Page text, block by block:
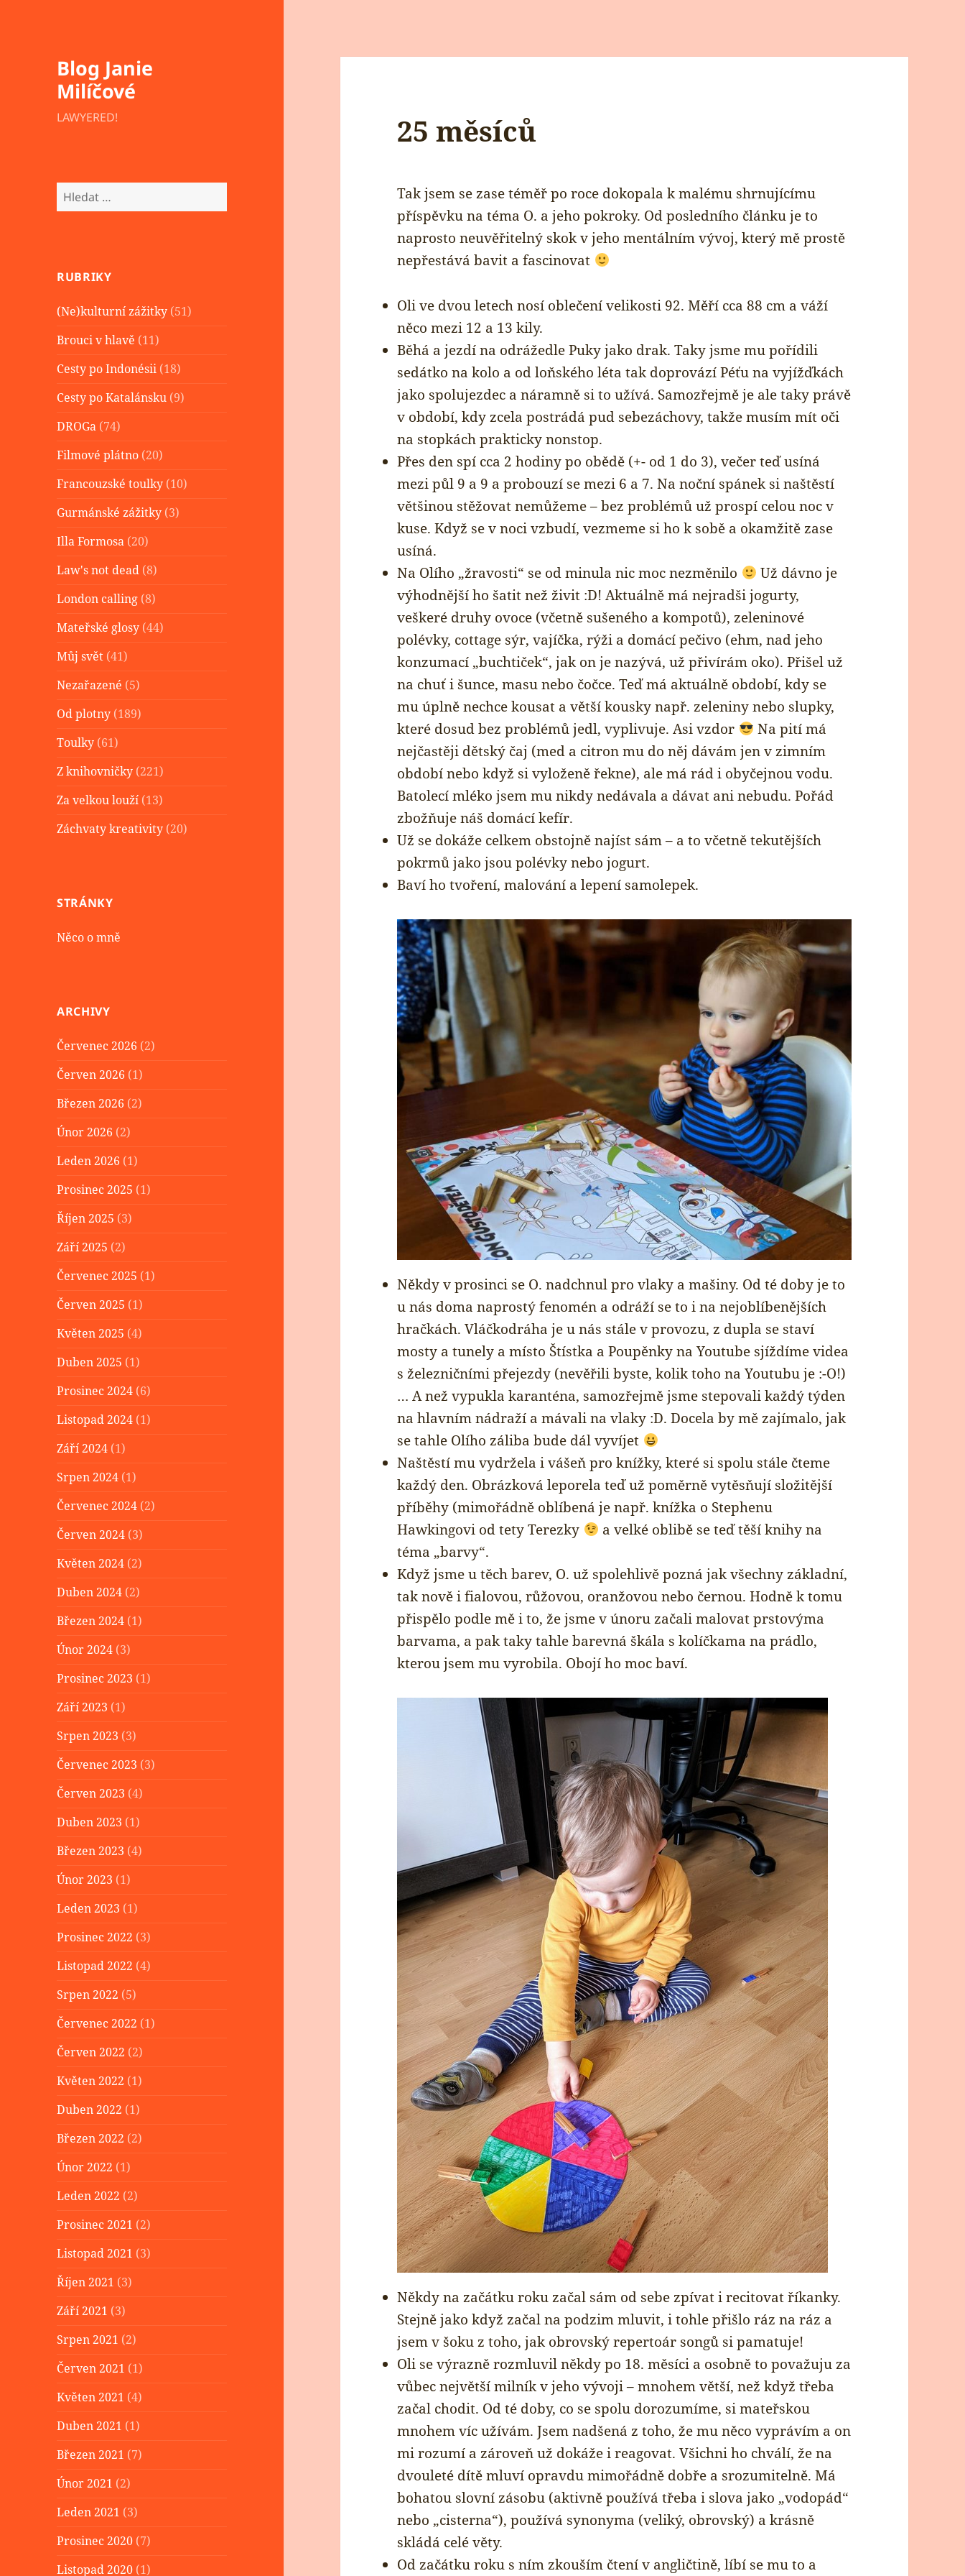
Blog Janie
Milíčové
LAWYERED!
Vyhledávání
RUBRIKY
(Ne)kulturní zážitky (51)
Brouci v hlavě (11)
Cesty po Indonésii (18)
Cesty po Katalánsku (9)
DROGa (74)
Filmové plátno (20)
Francouzské toulky (10)
Gurmánské zážitky (3)
Illa Formosa (20)
Law's not dead (8)
London calling (8)
Mateřské glosy (44)
Můj svět (41)
Nezařazené (5)
Od plotny (189)
Toulky (61)
Z knihovničky (221)
Za velkou louží (13)
Záchvaty kreativity (20)
STRÁNKY
Něco o mně
ARCHIVY
Červenec 2026 (2)
Červen 2026 (1)
Březen 2026 (2)
Únor 2026 (2)
Leden 2026 (1)
Prosinec 2025 (1)
Říjen 2025 (3)
Září 2025 (2)
Červenec 2025 (1)
Červen 2025 (1)
Květen 2025 (4)
Duben 2025 (1)
Prosinec 2024 (6)
Listopad 2024 (1)
Září 2024 (1)
Srpen 2024 (1)
Červenec 2024 (2)
Červen 2024 (3)
Květen 2024 (2)
Duben 2024 (2)
Březen 2024 (1)
Únor 2024 (3)
Prosinec 2023 (1)
Září 2023 (1)
Srpen 2023 (3)
Červenec 2023 (3)
Červen 2023 (4)
Duben 2023 (1)
Březen 2023 (4)
Únor 2023 (1)
Leden 2023 (1)
Prosinec 2022 (3)
Listopad 2022 (4)
Srpen 2022 (5)
Červenec 2022 (1)
Červen 2022 (2)
Květen 2022 (1)
Duben 2022 (1)
Březen 2022 (2)
Únor 2022 (1)
Leden 2022 (2)
Prosinec 2021 (2)
Listopad 2021 (3)
Říjen 2021 (3)
Září 2021 (3)
Srpen 2021 (2)
Červen 2021 (1)
Květen 2021 (4)
Duben 2021 (1)
Březen 2021 (7)
Únor 2021 (2)
Leden 2021 (3)
Prosinec 2020 (7)
Listopad 2020 (1)
25 měsíců
Tak jsem se zase téměř po roce dokopala k malému shrnujícímu
příspěvku na téma O. a jeho pokroky. Od posledního článku je to
naprosto neuvěřitelný skok v jeho mentálním vývoj, který mě prostě
nepřestává bavit a fascinovat
Oli ve dvou letech nosí oblečení velikosti 92. Měří cca 88 cm a váží
něco mezi 12 a 13 kily.
Běhá a jezdí na odrážedle Puky jako drak. Taky jsme mu pořídili
sedátko na kolo a od loňského léta tak doprovází Péťu na vyjížďkách
jako spolujezdec a náramně si to užívá. Samozřejmě je ale taky právě
v období, kdy zcela postrádá pud sebezáchovy, takže musím mít oči
na stopkách prakticky nonstop.
Přes den spí cca 2 hodiny po obědě (+- od 1 do 3), večer teď usíná
mezi půl 9 a 9 a probouzí se mezi 6 a 7. Na noční spánek si naštěstí
většinou stěžovat nemůžeme – bez problémů už prospí celou noc v
kuse. Když se v noci vzbudí, vezmeme si ho k sobě a okamžitě zase
usíná.
Na Olího „žravosti“ se od minula nic moc nezměnilo
Už dávno je
výhodnější ho šatit než živit :D! Aktuálně má nejradši jogurty,
veškeré druhy ovoce (včetně sušeného a kompotů), zeleninové
polévky, cottage sýr, vajíčka, rýži a domácí pečivo (ehm, nad jeho
konzumací „buchtiček“, jak on je nazývá, už přivírám oko). Přišel už
na chuť i šunce, masu nebo čočce. Teď má aktuálně období, kdy se
mu úplně nechce kousat a větší kousky např. zeleniny nebo slupky,
které dosud bez problémů jedl, vyplivuje. Asi vzdor
Na pití má
nejčastěji dětský čaj (med a citron mu do něj dávám jen v zimním
období nebo když si vyloženě řekne), ale má rád i obyčejnou vodu.
Batolecí mléko jsem mu nikdy nedávala a dávat ani nebudu. Pořád
zbožňuje náš domácí kefír.
Už se dokáže celkem obstojně najíst sám – a to včetně tekutějších
pokrmů jako jsou polévky nebo jogurt.
Baví ho tvoření, malování a lepení samolepek.
Někdy v prosinci se O. nadchnul pro vlaky a mašiny. Od té doby je to
u nás doma naprostý fenomén a odráží se to i na nejoblíbenějších
hračkách. Vláčkodráha je u nás stále v provozu, z dupla se staví
mosty a tunely a místo Štístka a Poupěnky na Youtube sjíždíme videa
s železničními přejezdy (nevěřili byste, kolik toho na Youtubu je :-O!)
… A než vypukla karanténa, samozřejmě jsme stepovali každý týden
na hlavním nádraží a mávali na vlaky :D. Docela by mě zajímalo, jak
se tahle Olího záliba bude dál vyvíjet
Naštěstí mu vydržela i vášeň pro knížky, které si spolu stále čteme
každý den. Obrázková leporela teď už poměrně vytěsňují složitější
příběhy (mimořádně oblíbená je např. knížka o Stephenu
Hawkingovi od tety Terezky
a velké oblibě se teď těší knihy na
téma „barvy“.
Když jsme u těch barev, O. už spolehlivě pozná jak všechny základní,
tak nově i fialovou, růžovou, oranžovou nebo černou. Hodně k tomu
přispělo podle mě i to, že jsme v únoru začali malovat prstovýma
barvama, a pak taky tahle barevná škála s kolíčkama na prádlo,
kterou jsem mu vyrobila. Obojí ho moc baví.
Někdy na začátku roku začal sám od sebe zpívat i recitovat říkanky.
Stejně jako když začal na podzim mluvit, i tohle přišlo ráz na ráz a
jsem v šoku z toho, jak obrovský repertoár songů si pamatuje!
Oli se výrazně rozmluvil někdy po 18. měsíci a osobně to považuju za
vůbec největší milník v jeho vývoji – mnohem větší, než když třeba
začal chodit. Od té doby, co se spolu dorozumíme, si mateřskou
mnohem víc užívám. Jsem nadšená z toho, že mu něco vyprávím a on
mi rozumí a zároveň už dokáže i reagovat. Všichni ho chválí, že na
dvouleté dítě mluví opravdu mimořádně dobře a srozumitelně. Má
bohatou slovní zásobu (aktivně používá třeba i slova jako „vodopád“
nebo „cisterna“), používá synonyma (veliký, obrovský) a krásně
skládá celé věty.
Od začátku roku s ním zkouším čtení v angličtině, líbí se mu to a